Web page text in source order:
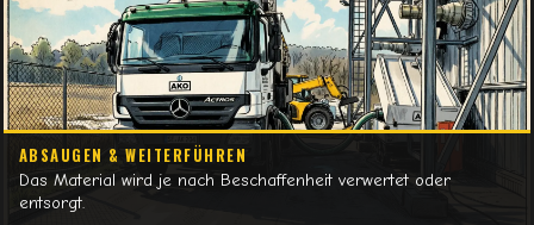
ABSAUGEN & WEITERFÜHREN
Das Material wird je nach Beschaffenheit verwertet oder
entsorgt.